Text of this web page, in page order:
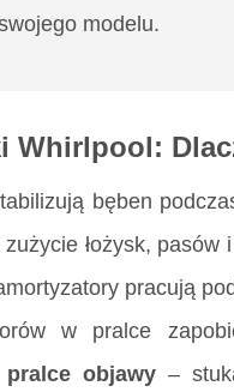
modelu.
Whirlpool:
bęben
łożysk,
pracują
w pralce
objawy –